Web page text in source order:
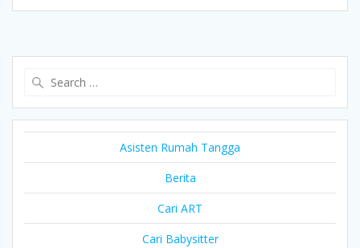
Asisten Rumah Tangga
Berita
Cari ART
Cari Babysitter